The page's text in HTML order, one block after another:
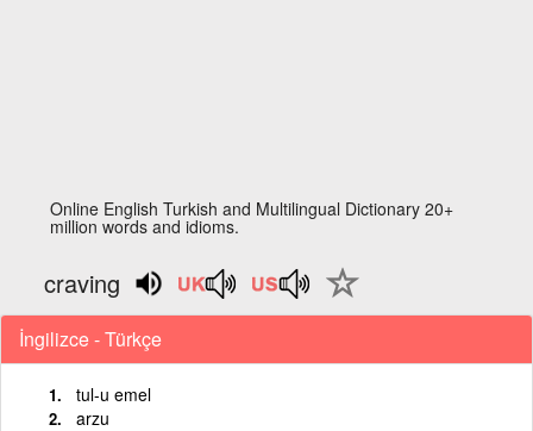
Online English Turkish and Multilingual Dictionary 20+
million words and idioms.
craving
İngilizce - Türkçe
tul-u emel
arzu